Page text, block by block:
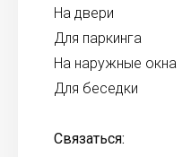
На двери
Для паркинга
На наружные окна
Для беседки
Связаться: